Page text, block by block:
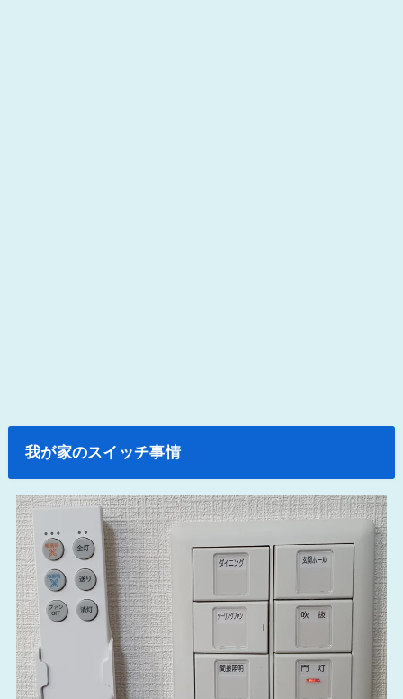
我が家のスイッチ事情